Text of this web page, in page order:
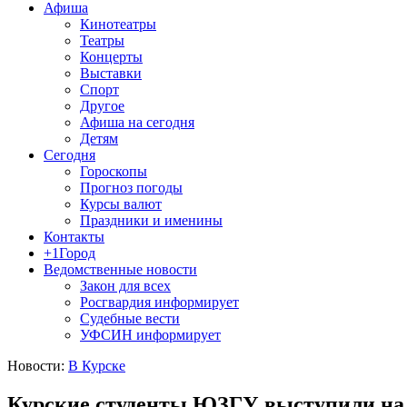
Афиша
Кинотеатры
Театры
Концерты
Выставки
Спорт
Другое
Афиша на сегодня
Детям
Сегодня
Гороскопы
Прогноз погоды
Курсы валют
Праздники и именины
Контакты
+1Город
Ведомственные новости
Закон для всех
Росгвардия информирует
Судебные вести
УФСИН информирует
Новости: В Курске